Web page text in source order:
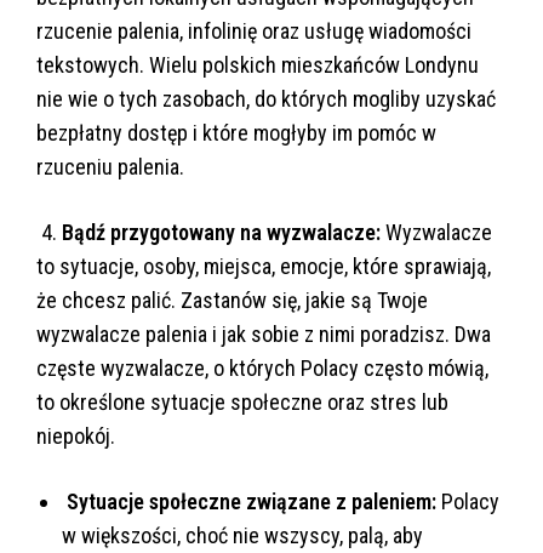
rzucenie palenia, infolinię oraz usługę wiadomości
tekstowych. Wielu polskich mieszkańców Londynu
nie wie o tych zasobach, do których mogliby uzyskać
bezpłatny dostęp i które mogłyby im pomóc w
rzuceniu palenia.
4. Bądź przygotowany na wyzwalacze:Wyzwalacze
to sytuacje, osoby, miejsca, emocje, które sprawiają,
że chcesz palić. Zastanów się, jakie są Twoje
wyzwalacze palenia i jak sobie z nimi poradzisz. Dwa
częste wyzwalacze, o których Polacy często mówią,
to określone sytuacje społeczne oraz stres lub
niepokój.
Sytuacje społeczne związane z paleniem: Polacy
w większości, choć nie wszyscy, palą, aby